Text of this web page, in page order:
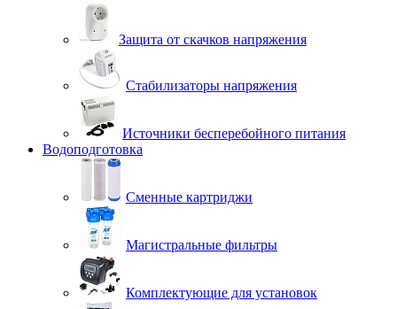
Защита от скачков напряжения
Стабилизаторы напряжения
Источники бесперебойного питания
Водоподготовка
Сменные картриджи
Магистральные фильтры
Комплектующие для установок